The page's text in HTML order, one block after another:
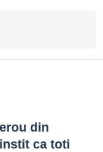
din
ca toti